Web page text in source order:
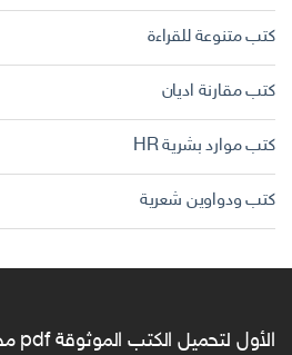
كتب متنوعة للقراءة
كتب مقارنة اديان
كتب موارد بشرية HR
كتب ودواوين شعرية
الأول لتحميل الكتب الموثوقة pdf مجانا